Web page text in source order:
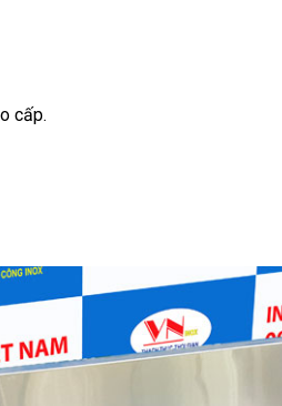
cấp.